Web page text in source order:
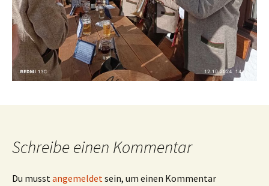
Schreibe einen Kommentar
Du musstangemeldetsein, um einen Kommentar